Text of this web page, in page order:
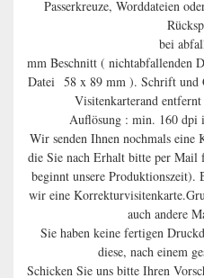
Passerkreuze, Worddateien
bei abfallendem
mm Beschnitt ( nichtabfallenden
Datei 58 x 89 mm ). Schrift und
Visitenkarterand
Auflösung : min. 160 dpi
Wir senden Ihnen nochmals
die Sie nach Erhalt bitte per Mail
beginnt unsere Produktionszeit).
wir eine
auch andere
Sie haben keine fertigen
diese, nach einem
Schicken Sie uns bitte Ihren